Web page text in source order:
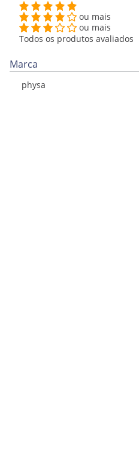
ou mais
ou mais
Todos os produtos avaliados
Marca
physa